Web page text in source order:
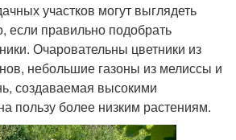
участков могут выглядеть
если правильно подобрать
Очаровательны цветники из
небольшие газоны из мелиссы и
создаваемая высокими
пользу более низким растениям.